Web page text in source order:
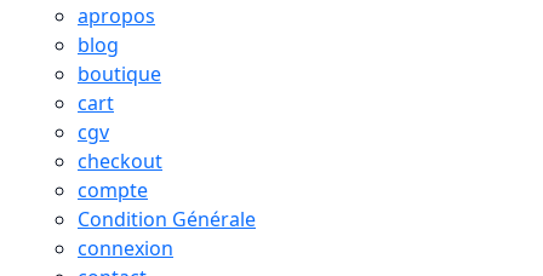
apropos
blog
boutique
cart
cgv
checkout
compte
Condition Générale
connexion